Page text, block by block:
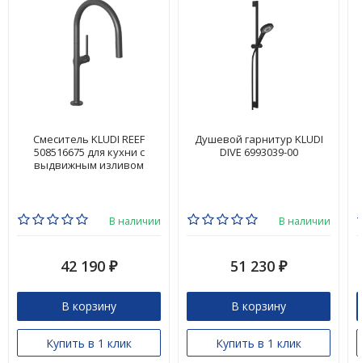
Смеситель KLUDI REEF
508516675 для кухни с
выдвижным изливом
В наличии
42 190 ₽
В корзину
Купить в 1 клик
Душевой гарнитур KLUDI
DIVE 6993039-00
В наличии
51 230 ₽
В корзину
Купить в 1 клик